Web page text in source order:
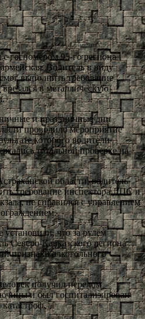
госномером 95-го региона
Водитель в виду
выполнить требование
в металлическую
и праздничные дни
проводило мероприятие
которого водители
тотальной проверке на
области, водитель
требование инспектора ДПС и
не справился с управлением
что за рулём
Северо-Кавказского региона
признаки алкогольного
получил перелом
и был госпитализирован